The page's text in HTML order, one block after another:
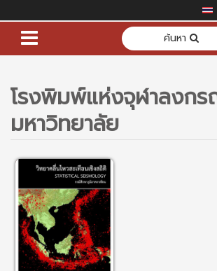
ค้นหา
โรงพิมพ์แห่งจุฬาลงก
มหาวิทยาลัย